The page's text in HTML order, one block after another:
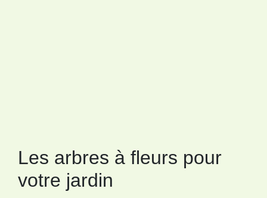
Les arbres à fleurs pour
votre jardin